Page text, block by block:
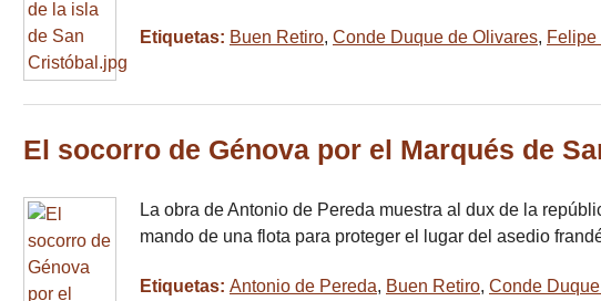
Etiquetas: Buen Retiro, Conde Duque de Olivares, Felipe
El socorro de Génova por el Marqués de
La obra de Antonio de Pereda muestra al dux de la
mando de una flota para proteger el lugar del asedio
Etiquetas: Antonio de Pereda, Buen Retiro, Conde